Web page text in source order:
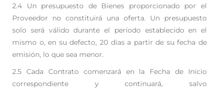
2.4 Un presupuesto de Bienes proporcionado por el
Proveedor no constituirá una oferta. Un presupuesto
solo será válido durante el período establecido en el
mismo o, en su defecto, 20 días a partir de su fecha de
emisión, lo que sea menor.
2.5 Cada Contrato comenzará en la Fecha de Inicio
correspondiente y continuará, salvo